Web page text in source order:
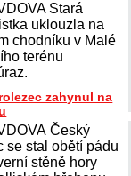
Stará
uklouzla na
chodníku v Malé
terénu
zahynul na
Český
se stal obětí pádu
stěně hory